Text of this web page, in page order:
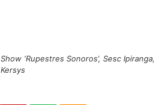
Show ‘Rupestres Sonoros’, Sesc
Kersys